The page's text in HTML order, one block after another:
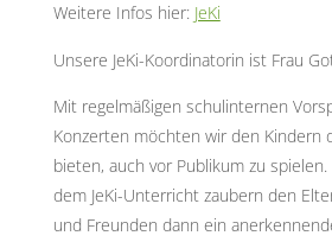
Weitere Infos hier: JeKi
Unsere JeKi-Koordinatorin ist Frau
Mit regelmäßigen schulinternen
Konzerten möchten wir den Kindern
bieten, auch vor Publikum zu
dem JeKi-Unterricht zaubern den
und Freunden dann ein